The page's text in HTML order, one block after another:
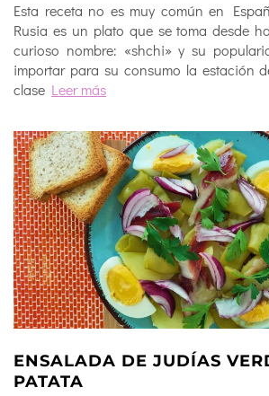
Esta receta no es muy común en
Rusia es un plato que se toma desde
curioso nombre: «shchi» y su
importar para su consumo la estación
clase Leer más
ENSALADA DE JUDÍAS
PATATA